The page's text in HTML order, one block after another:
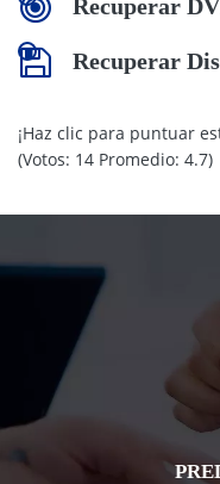
Recuperar
Recuperar
¡Haz clic para puntuar
(Votos: 14 Promedio: 4.7)